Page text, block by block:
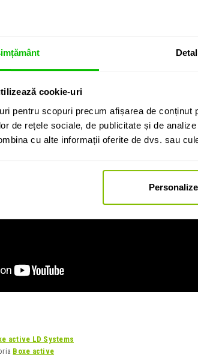
cookie-uri
pentru scopuri precum afișarea de
de rețele sociale, de publicitate și de
cu alte informații oferite de dvs. sau
dispozitivelor mobile pentru o comunicare
active LD Systems
Boxe active